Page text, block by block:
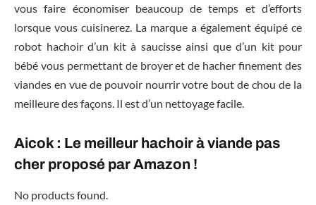
vous faire économiser beaucoup de temps et d’efforts
lorsque vous cuisinerez. La marque a également équipé ce
robot hachoir d’un kit à saucisse ainsi que d’un kit pour
bébé vous permettant de broyer et de hacher finement des
viandes en vue de pouvoir nourrir votre bout de chou de la
meilleure des façons. Il est d’un nettoyage facile.
Aicok : Le meilleur hachoir à viande pas
cher proposé par Amazon !
No products found.